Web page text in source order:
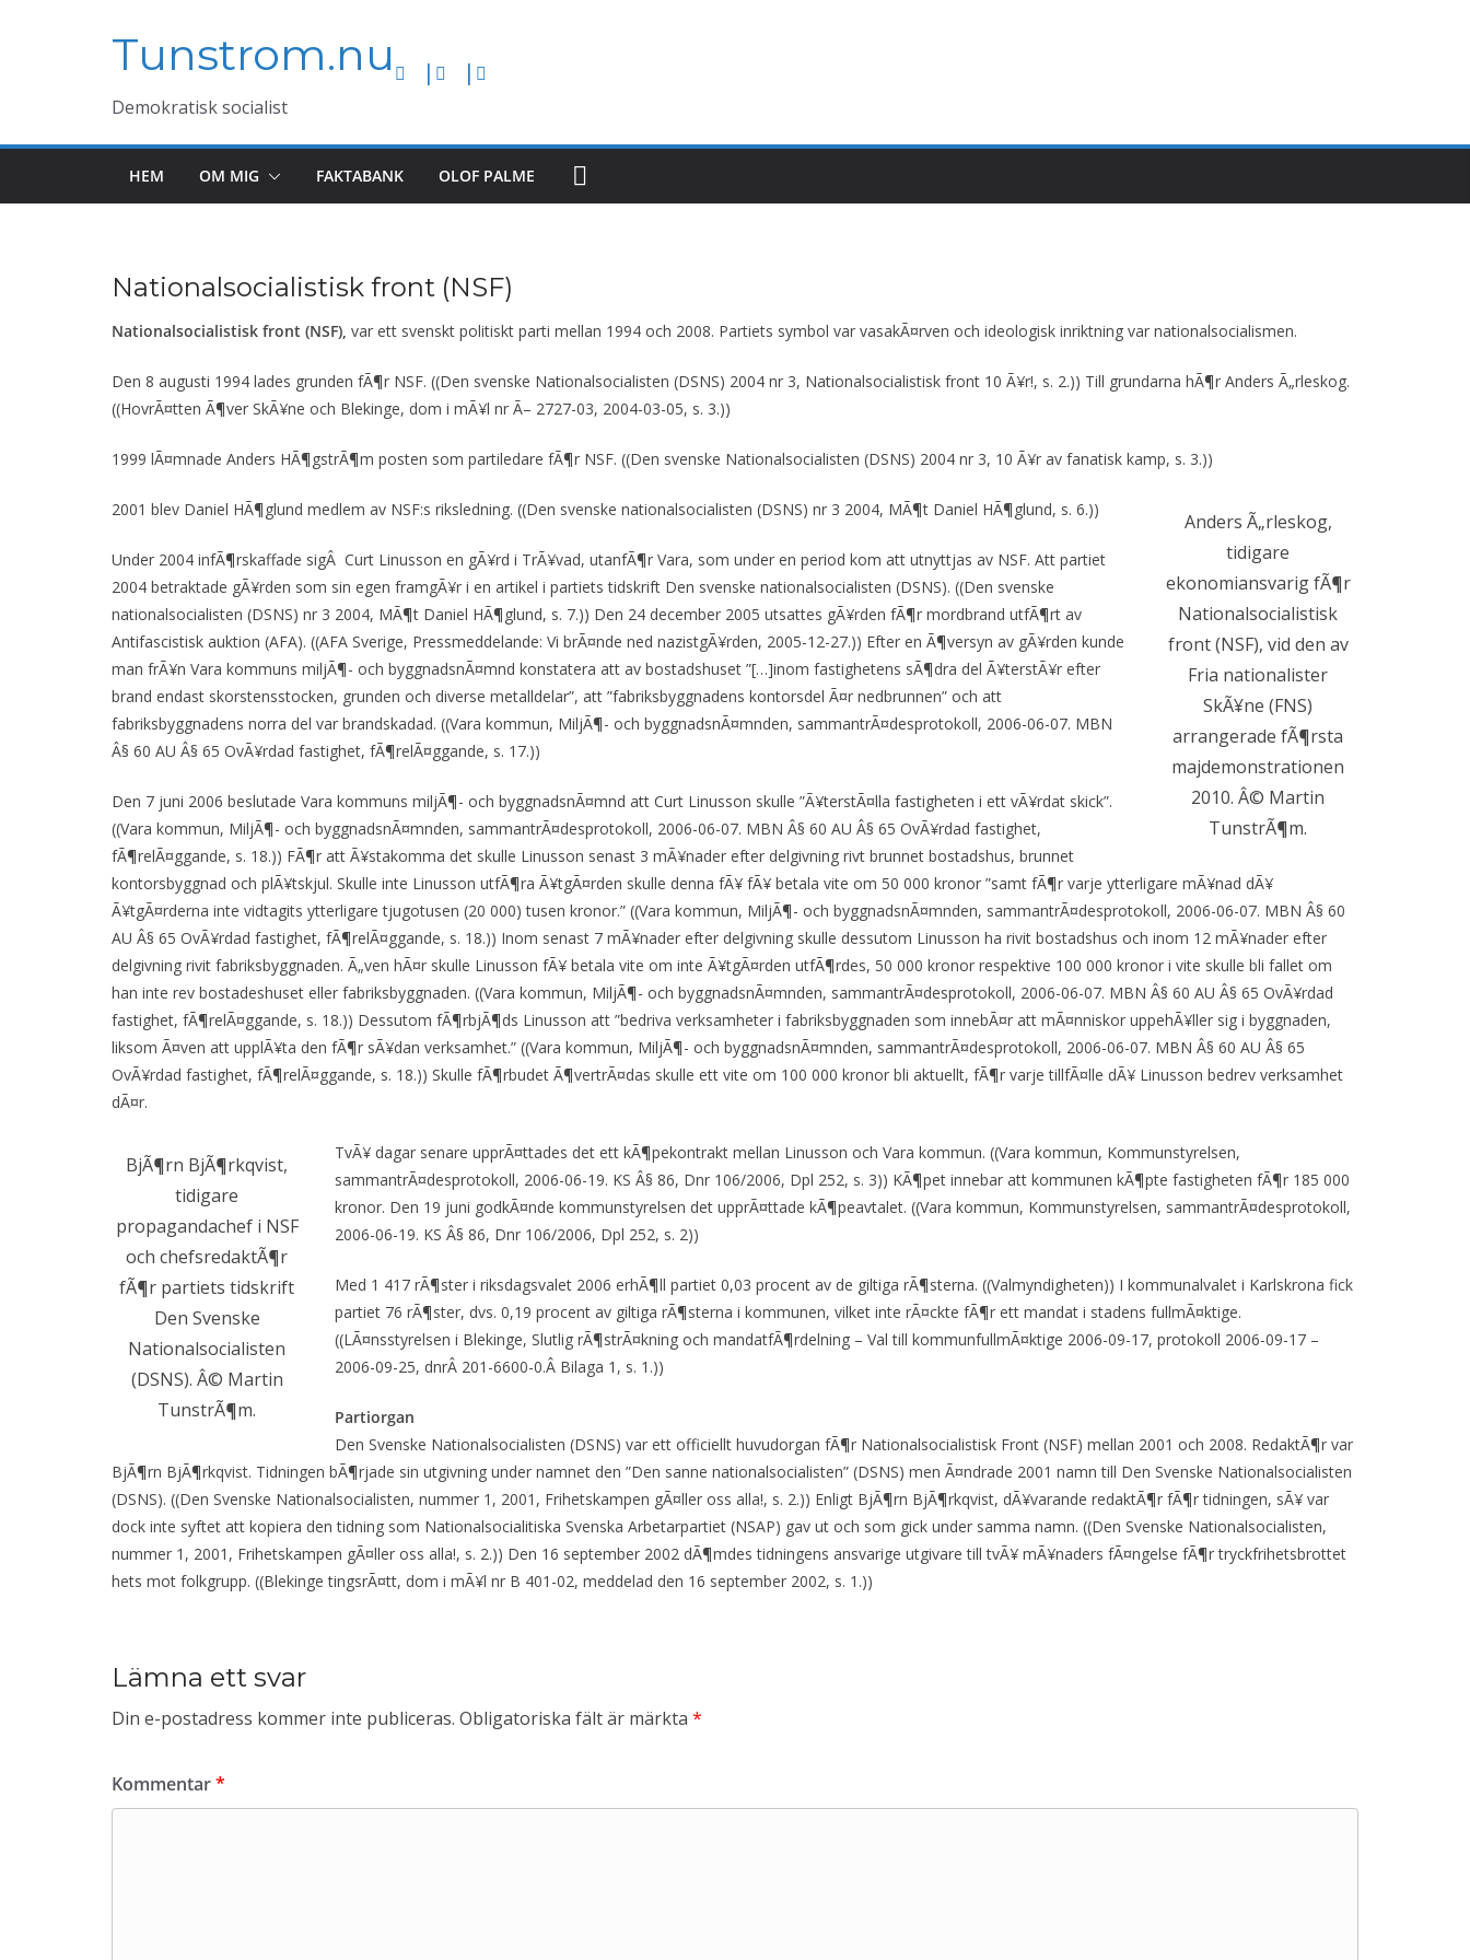
Tunstrom.nu
Demokratisk socialist
HEM OM MIG FAKTABANK OLOF PALME
Nationalsocialistisk front (NSF)
Nationalsocialistisk front (NSF), var ett svenskt politiskt parti mellan 1994 och 2008. Partiets symbol var vasakÃ¤rven och ideologisk inriktning var nationalsocialismen.
Den 8 augusti 1994 lades grunden fÃ¶r NSF. ((Den svenske Nationalsocialisten (DSNS) 2004 nr 3, Nationalsocialistisk front 10 Ã¥r!, s. 2.)) Till grundarna hÃ¶r Anders Ã„rleskog.
((HovrÃ¤tten Ã¶ver SkÃ¥ne och Blekinge, dom i mÃ¥l nr Ã– 2727-03, 2004-03-05, s. 3.))
1999 lÃ¤mnade Anders HÃ¶gstrÃ¶m posten som partiledare fÃ¶r NSF. ((Den svenske Nationalsocialisten (DSNS) 2004 nr 3, 10 Ã¥r av fanatisk kamp, s. 3.))
Anders Ã„rleskog,
tidigare
ekonomiansvarig fÃ¶r
Nationalsocialistisk
front (NSF), vid den av
Fria nationalister
SkÃ¥ne (FNS)
arrangerade fÃ¶rsta
majdemonstrationen
2010. Â© Martin
TunstrÃ¶m.
2001 blev Daniel HÃ¶glund medlem av NSF:s riksledning. ((Den svenske nationalsocialisten (DSNS) nr 3 2004, MÃ¶t Daniel HÃ¶glund, s. 6.))
Under 2004 infÃ¶rskaffade sigÂ Curt Linusson en gÃ¥rd i TrÃ¥vad, utanfÃ¶r Vara, som under en period kom att utnyttjas av NSF. Att partiet
2004 betraktade gÃ¥rden som sin egen framgÃ¥r i en artikel i partiets tidskrift Den svenske nationalsocialisten (DSNS). ((Den svenske
nationalsocialisten (DSNS) nr 3 2004, MÃ¶t Daniel HÃ¶glund, s. 7.)) Den 24 december 2005 utsattes gÃ¥rden fÃ¶r mordbrand utfÃ¶rt av
Antifascistisk auktion (AFA). ((AFA Sverige, Pressmeddelande: Vi brÃ¤nde ned nazistgÃ¥rden, 2005-12-27.)) Efter en Ã¶versyn av gÃ¥rden kunde
man frÃ¥n Vara kommuns miljÃ¶- och byggnadsnÃ¤mnd konstatera att av bostadshuset ”[…]inom fastighetens sÃ¶dra del Ã¥terstÃ¥r efter
brand endast skorstensstocken, grunden och diverse metalldelar”, att ”fabriksbyggnadens kontorsdel Ã¤r nedbrunnen” och att
fabriksbyggnadens norra del var brandskadad. ((Vara kommun, MiljÃ¶- och byggnadsnÃ¤mnden, sammantrÃ¤desprotokoll, 2006-06-07. MBN
Â§ 60 AU Â§ 65 OvÃ¥rdad fastighet, fÃ¶relÃ¤ggande, s. 17.))
Den 7 juni 2006 beslutade Vara kommuns miljÃ¶- och byggnadsnÃ¤mnd att Curt Linusson skulle ”Ã¥terstÃ¤lla fastigheten i ett vÃ¥rdat skick”.
((Vara kommun, MiljÃ¶- och byggnadsnÃ¤mnden, sammantrÃ¤desprotokoll, 2006-06-07. MBN Â§ 60 AU Â§ 65 OvÃ¥rdad fastighet,
fÃ¶relÃ¤ggande, s. 18.)) FÃ¶r att Ã¥stakomma det skulle Linusson senast 3 mÃ¥nader efter delgivning rivt brunnet bostadshus, brunnet
kontorsbyggnad och plÃ¥tskjul. Skulle inte Linusson utfÃ¶ra Ã¥tgÃ¤rden skulle denna fÃ¥ fÃ¥ betala vite om 50 000 kronor ”samt fÃ¶r varje ytterligare mÃ¥nad dÃ¥
Ã¥tgÃ¤rderna inte vidtagits ytterligare tjugotusen (20 000) tusen kronor.” ((Vara kommun, MiljÃ¶- och byggnadsnÃ¤mnden, sammantrÃ¤desprotokoll, 2006-06-07. MBN Â§ 60
AU Â§ 65 OvÃ¥rdad fastighet, fÃ¶relÃ¤ggande, s. 18.)) Inom senast 7 mÃ¥nader efter delgivning skulle dessutom Linusson ha rivit bostadshus och inom 12 mÃ¥nader efter
delgivning rivit fabriksbyggnaden. Ã„ven hÃ¤r skulle Linusson fÃ¥ betala vite om inte Ã¥tgÃ¤rden utfÃ¶rdes, 50 000 kronor respektive 100 000 kronor i vite skulle bli fallet om
han inte rev bostadeshuset eller fabriksbyggnaden. ((Vara kommun, MiljÃ¶- och byggnadsnÃ¤mnden, sammantrÃ¤desprotokoll, 2006-06-07. MBN Â§ 60 AU Â§ 65 OvÃ¥rdad
fastighet, fÃ¶relÃ¤ggande, s. 18.)) Dessutom fÃ¶rbjÃ¶ds Linusson att ”bedriva verksamheter i fabriksbyggnaden som innebÃ¤r att mÃ¤nniskor uppehÃ¥ller sig i byggnaden,
liksom Ã¤ven att upplÃ¥ta den fÃ¶r sÃ¥dan verksamhet.” ((Vara kommun, MiljÃ¶- och byggnadsnÃ¤mnden, sammantrÃ¤desprotokoll, 2006-06-07. MBN Â§ 60 AU Â§ 65
OvÃ¥rdad fastighet, fÃ¶relÃ¤ggande, s. 18.)) Skulle fÃ¶rbudet Ã¶vertrÃ¤das skulle ett vite om 100 000 kronor bli aktuellt, fÃ¶r varje tillfÃ¤lle dÃ¥ Linusson bedrev verksamhet
dÃ¤r.
BjÃ¶rn BjÃ¶rkqvist,
tidigare
propagandachef i NSF
och chefsredaktÃ¶r
fÃ¶r partiets tidskrift
Den Svenske
Nationalsocialisten
(DSNS). Â© Martin
TunstrÃ¶m.
TvÃ¥ dagar senare upprÃ¤ttades det ett kÃ¶pekontrakt mellan Linusson och Vara kommun. ((Vara kommun, Kommunstyrelsen,
sammantrÃ¤desprotokoll, 2006-06-19. KS Â§ 86, Dnr 106/2006, Dpl 252, s. 3)) KÃ¶pet innebar att kommunen kÃ¶pte fastigheten fÃ¶r 185 000
kronor. Den 19 juni godkÃ¤nde kommunstyrelsen det upprÃ¤ttade kÃ¶peavtalet. ((Vara kommun, Kommunstyrelsen, sammantrÃ¤desprotokoll,
2006-06-19. KS Â§ 86, Dnr 106/2006, Dpl 252, s. 2))
Med 1 417 rÃ¶ster i riksdagsvalet 2006 erhÃ¶ll partiet 0,03 procent av de giltiga rÃ¶sterna. ((Valmyndigheten)) I kommunalvalet i Karlskrona fick
partiet 76 rÃ¶ster, dvs. 0,19 procent av giltiga rÃ¶sterna i kommunen, vilket inte rÃ¤ckte fÃ¶r ett mandat i stadens fullmÃ¤ktige.
((LÃ¤nsstyrelsen i Blekinge, Slutlig rÃ¶strÃ¤kning och mandatfÃ¶rdelning – Val till kommunfullmÃ¤ktige 2006-09-17, protokoll 2006-09-17 –
2006-09-25, dnrÂ 201-6600-0.Â Bilaga 1, s. 1.))
Partiorgan
Den Svenske Nationalsocialisten (DSNS) var ett officiellt huvudorgan fÃ¶r Nationalsocialistisk Front (NSF) mellan 2001 och 2008. RedaktÃ¶r var
BjÃ¶rn BjÃ¶rkqvist. Tidningen bÃ¶rjade sin utgivning under namnet den ”Den sanne nationalsocialisten” (DSNS) men Ã¤ndrade 2001 namn till Den Svenske Nationalsocialisten
(DSNS). ((Den Svenske Nationalsocialisten, nummer 1, 2001, Frihetskampen gÃ¤ller oss alla!, s. 2.)) Enligt BjÃ¶rn BjÃ¶rkqvist, dÃ¥varande redaktÃ¶r fÃ¶r tidningen, sÃ¥ var
dock inte syftet att kopiera den tidning som Nationalsocialitiska Svenska Arbetarpartiet (NSAP) gav ut och som gick under samma namn. ((Den Svenske Nationalsocialisten,
nummer 1, 2001, Frihetskampen gÃ¤ller oss alla!, s. 2.)) Den 16 september 2002 dÃ¶mdes tidningens ansvarige utgivare till tvÃ¥ mÃ¥naders fÃ¤ngelse fÃ¶r tryckfrihetsbrottet
hets mot folkgrupp. ((Blekinge tingsrÃ¤tt, dom i mÃ¥l nr B 401-02, meddelad den 16 september 2002, s. 1.))
Lämna ett svar
Din e-postadress kommer inte publiceras. Obligatoriska fält är märkta *
Kommentar*